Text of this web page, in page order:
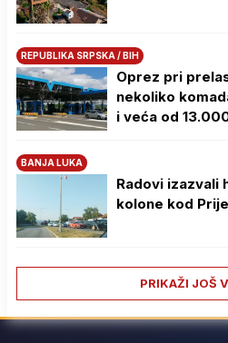
REPUBLIKA SRPSKA / BIH
Oprez pri
nekoliko
i veća od
BANJA LUKA
Radovi izazvali
kolone kod
PRIKAŽI JOŠ